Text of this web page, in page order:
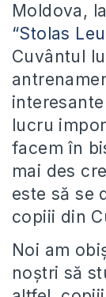
Moldova, la
“Stolas
Cuvântul
lucru
facem în
mai des
este să se
copiii din
Noi am
noștri să